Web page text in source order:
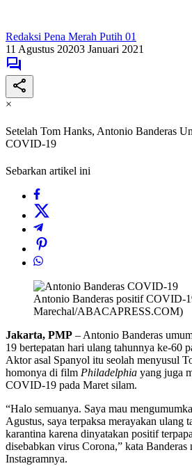
Redaksi Pena Merah Putih 01
11 Agustus 20203 Januari 2021
×
Setelah Tom Hanks, Antonio Banderas
COVID-19
Sebarkan artikel ini
Antonio Banderas positif COVID-
Marechal/ABACAPRESS.COM)
Jakarta, PMP – Antonio Banderas
19 bertepatan hari ulang tahunnya ke-60
Aktor asal Spanyol itu seolah menyusul
homonya di film Philadelphia yang juga
COVID-19 pada Maret silam.
“Halo semuanya. Saya mau
Agustus, saya terpaksa merayakan ulang
karantina karena dinyatakan positif
disebabkan virus Corona,” kata Banderas
Instagramnya.